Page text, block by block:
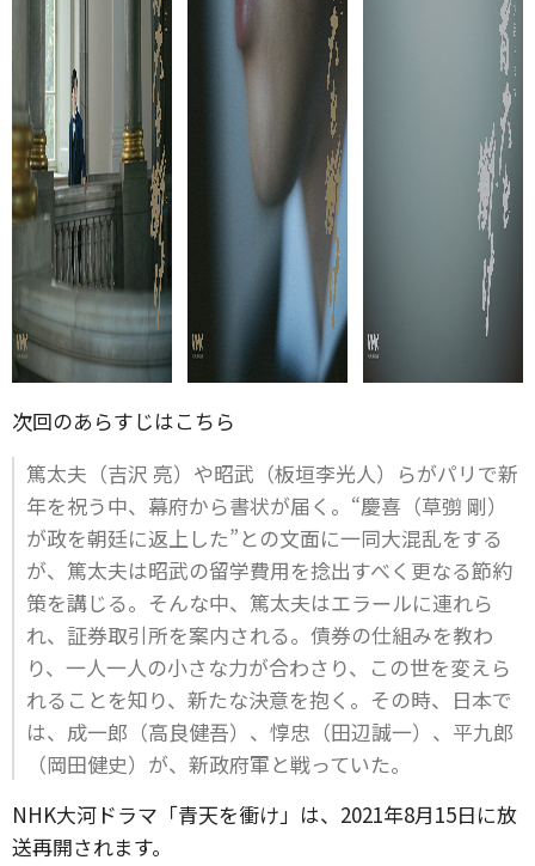
次回のあらすじはこちら
篤太夫（吉沢 亮）や昭武（板垣李光人）らがパリで新
年を祝う中、幕府から書状が届く。“慶喜（草彅 剛）
が政を朝廷に返上した”との文面に一同大混乱をする
が、篤太夫は昭武の留学費用を捻出すべく更なる節約
策を講じる。そんな中、篤太夫はエラールに連れら
れ、証券取引所を案内される。債券の仕組みを教わ
り、一人一人の小さな力が合わさり、この世を変えら
れることを知り、新たな決意を抱く。その時、日本で
は、成一郎（高良健吾）、惇忠（田辺誠一）、平九郎
（岡田健史）が、新政府軍と戦っていた。
NHK大河ドラマ「青天を衝け」は、2021年8月15日に放
送再開されます。